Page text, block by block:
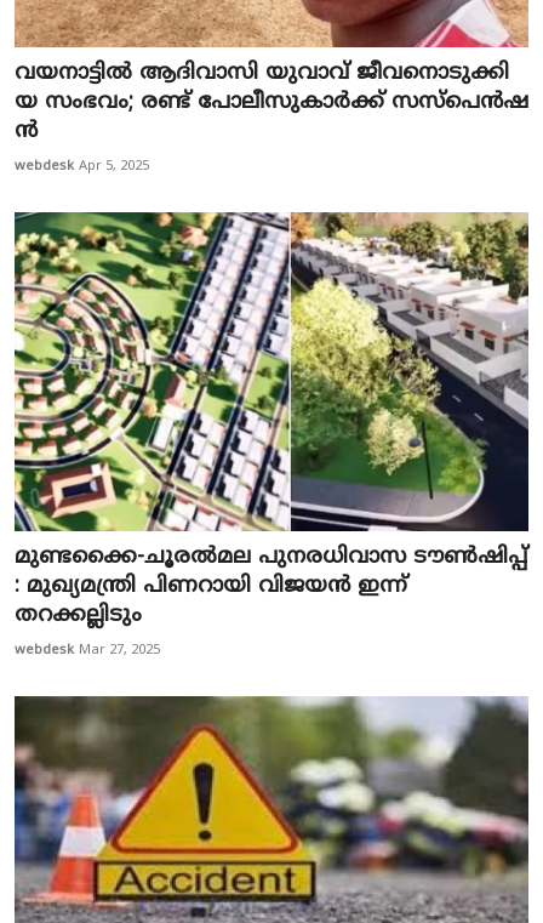
വയനാട്ടിൽ ആ​ദി​വാ​സി യു​വാ​വ് ജീ​വ​നൊ​ടു​ക്കി​
യ സം​ഭ​വം; ര​ണ്ട് പോ​ലീ​സു​കാ​ർ​ക്ക് സ​സ്പെ​ൻ​ഷ​
ൻ
webdesk Apr 5, 2025
മുണ്ടക്കൈ-ചൂരല്‍മല പുനരധിവാസ ടൗണ്‍ഷിപ്പ്
: മുഖ്യമന്ത്രി പിണറായി വിജയന്‍ ഇന്ന്
തറക്കല്ലിടും
webdesk Mar 27, 2025